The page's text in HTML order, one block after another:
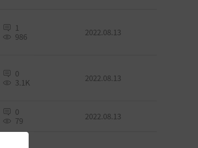
1
986
2022.08.13
0
3.1K
2022.08.13
0
79
2022.08.13